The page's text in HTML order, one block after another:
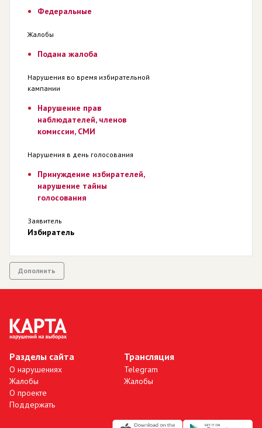
Федеральные
Жалобы
Подана жалоба
Нарушения во время избирательной
кампании
Нарушение прав
наблюдателей, членов
комиссии, СМИ
Нарушения в день голосования
Принуждение избирателей,
нарушение тайны
голосования
Заявитель
Избиратель
Дополнить
Разделы сайта
О нарушениях
Жалобы
О проекте
Поддержать
Трансляция
Telegram
Жалобы